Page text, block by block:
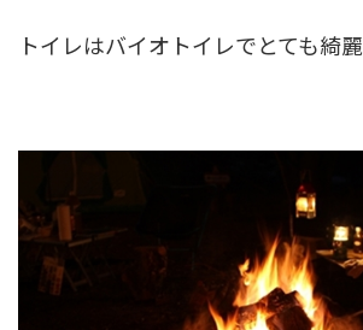
トイレはバイオトイレでとても綺麗